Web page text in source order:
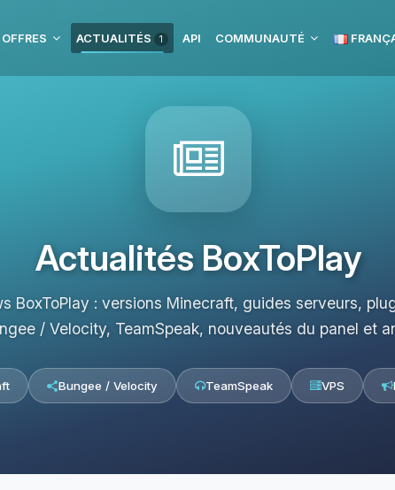
ACTUALITÉS 1 API COMMUNAUTÉ
Actualités BoxToPlay
BoxToPlay : versions Minecraft, guides serveurs,
/ Velocity, TeamSpeak, nouveautés du panel et
Bungee / Velocity TeamSpeak VPS